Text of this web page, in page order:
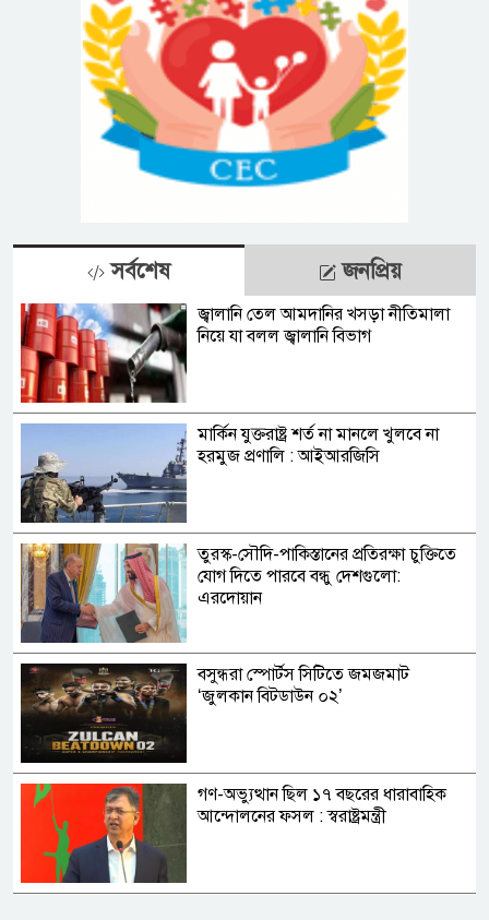
সর্বশেষ জনপ্রিয়
জ্বালানি তেল আমদানির খসড়া নীতিমালা
নিয়ে যা বলল জ্বালানি বিভাগ
মার্কিন যুক্তরাষ্ট্র শর্ত না মানলে খুলবে না
হরমুজ প্রণালি : আইআরজিসি
তুরস্ক-সৌদি-পাকিস্তানের প্রতিরক্ষা চুক্তিতে
যোগ দিতে পারবে বন্ধু দেশগুলো:
এরদোয়ান
বসুন্ধরা স্পোর্টস সিটিতে জমজমাট
‘জুলকান বিটডাউন ০২’
গণ-অভ্যুত্থান ছিল ১৭ বছরের ধারাবাহিক
আন্দোলনের ফসল : স্বরাষ্ট্রমন্ত্রী